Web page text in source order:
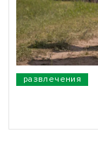
развлечения